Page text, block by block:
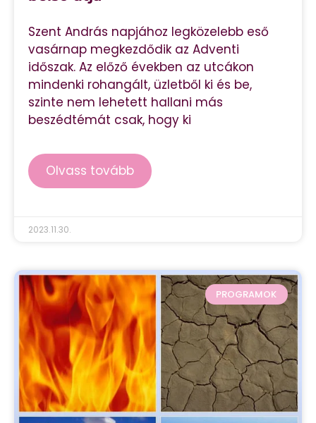
Szent András napjához legközelebb eső
vasárnap megkezdődik az Adventi
időszak. Az előző években az utcákon
mindenki rohangált, üzletből ki és be,
szinte nem lehetett hallani más
beszédtémát csak, hogy ki
Olvass tovább
2023.11.30.
PROGRAMOK